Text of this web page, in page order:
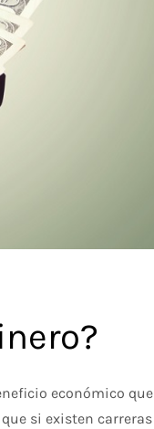
económico que
si existen carreras